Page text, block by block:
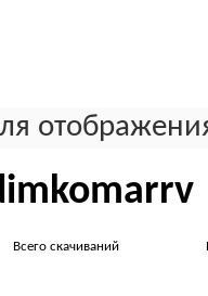
Всего скачиваний